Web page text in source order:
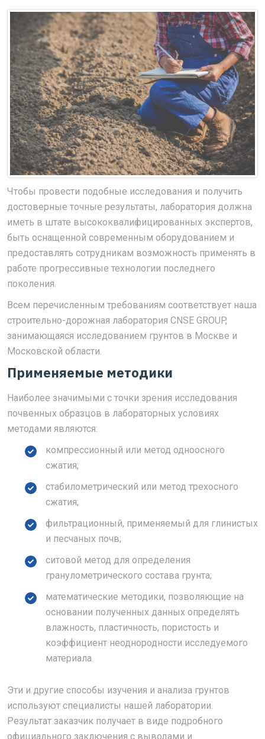
Чтобы провести подобные исследования и получить
достоверные точные результаты, лаборатория должна
иметь в штате высококвалифицированных экспертов,
быть оснащенной современным оборудованием и
предоставлять сотрудникам возможность применять в
работе прогрессивные технологии последнего
поколения.
Всем перечисленным требованиям соответствует наша
строительно-дорожная лаборатория CNSE GROUP,
занимающаяся исследованием грунтов в Москве и
Московской области.
Применяемые методики
Наиболее значимыми с точки зрения исследования
почвенных образцов в лабораторных условиях
методами являются:
компрессионный или метод одноосного
сжатия;
стабилометрический или метод трехосного
сжатия;
фильтрационный, применяемый для глинистых
и песчаных почв;
ситовой метод для определения
гранулометрического состава грунта;
математические методики, позволяющие на
основании полученных данных определять
влажность, пластичность, пористость и
коэффициент неоднородности исследуемого
материала.
Эти и другие способы изучения и анализа грунтов
используют специалисты нашей лаборатории.
Результат заказчик получает в виде подробного
официального заключения с выводами и